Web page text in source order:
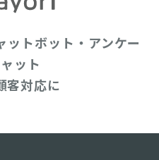
ットボット・アンケー
ット
客対応に